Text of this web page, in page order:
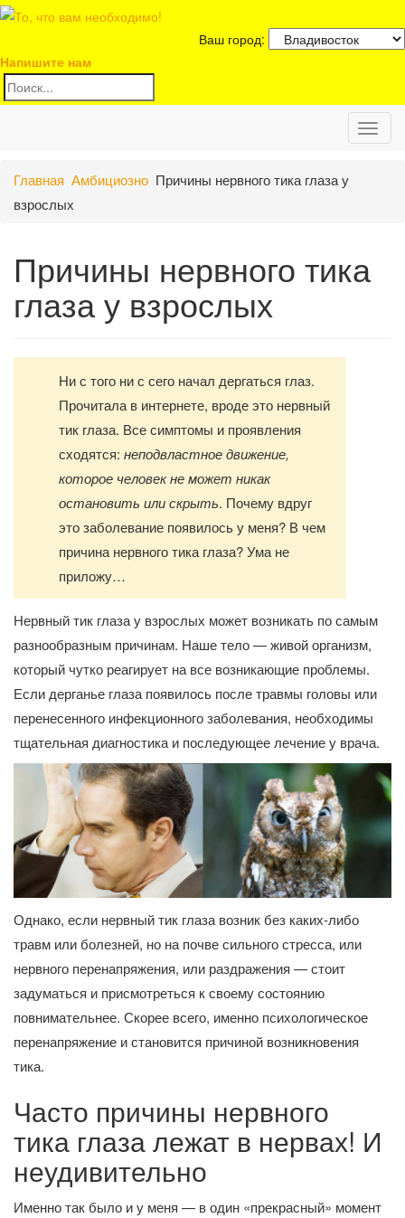
Ваш город:
Напишите нам
Главная Амбициозно Причины нервного тика глаза у
взрослых
Причины нервного тика
глаза у взрослых
Ни с того ни с сего начал дергаться глаз.
Прочитала в интернете, вроде это нервный
тик глаза. Все симптомы и проявления
сходятся: неподвластное движение,
которое человек не может никак
остановить или скрыть. Почему вдруг
это заболевание появилось у меня? В чем
причина нервного тика глаза? Ума не
приложу…
Нервный тик глаза у взрослых может возникать по самым
разнообразным причинам. Наше тело — живой организм,
который чутко реагирует на все возникающие проблемы.
Если дерганье глаза появилось после травмы головы или
перенесенного инфекционного заболевания, необходимы
тщательная диагностика и последующее лечение у врача.
Однако, если нервный тик глаза возник без каких-либо
травм или болезней, но на почве сильного стресса, или
нервного перенапряжения, или раздражения — стоит
задуматься и присмотреться к своему состоянию
повнимательнее. Скорее всего, именно психологическое
перенапряжение и становится причиной возникновения
тика.
Часто причины нервного
тика глаза лежат в нервах! И
неудивительно
Именно так было и у меня — в один «прекрасный» момент